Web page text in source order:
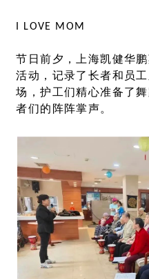
I LOVE MOM
节日前夕，上海凯健华
活动，记录了长者和员
场，护工们精心准备了
者们的阵阵掌声。